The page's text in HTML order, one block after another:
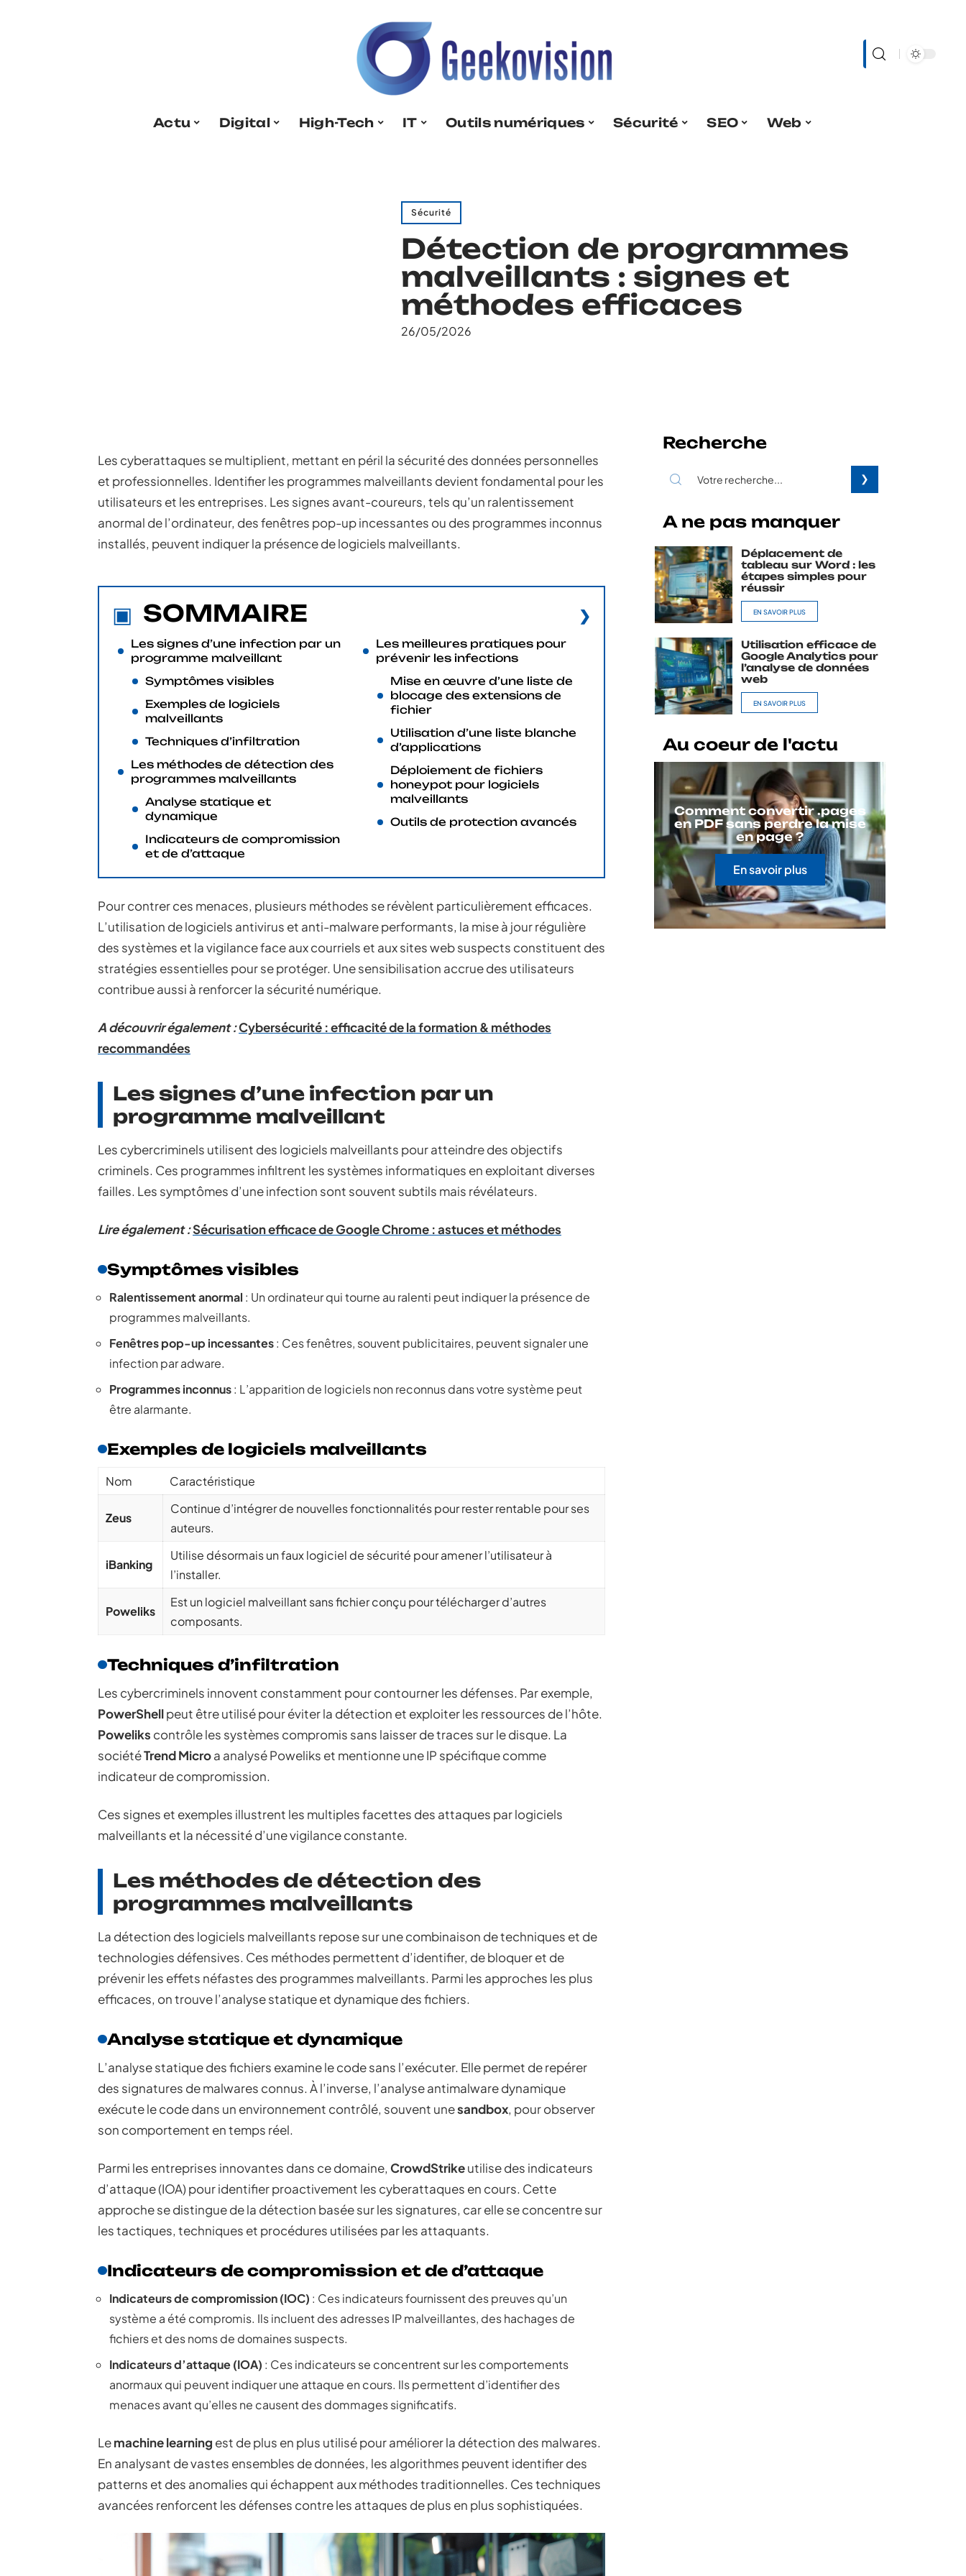
Actu Digital High-Tech IT Outils numériques Sécurité SEO Web
Sécurité
Détection de programmes
malveillants : signes et
méthodes efficaces
26/05/2026
Les cyberattaques se multiplient, mettant en péril la sécurité des données personnelles
et professionnelles. Identifier les programmes malveillants devient fondamental pour les
utilisateurs et les entreprises. Les signes avant-coureurs, tels qu’un ralentissement
anormal de l’ordinateur, des fenêtres pop-up incessantes ou des programmes inconnus
installés, peuvent indiquer la présence de logiciels malveillants.
SOMMAIRE
Les signes d’une infection par un
programme malveillant
Symptômes visibles
Exemples de logiciels
malveillants
Techniques d’infiltration
Les méthodes de détection des
programmes malveillants
Analyse statique et
dynamique
Indicateurs de compromission
et de d’attaque
Les meilleures pratiques pour
prévenir les infections
Mise en œuvre d’une liste de
blocage des extensions de
fichier
Utilisation d’une liste blanche
d’applications
Déploiement de fichiers
honeypot pour logiciels
malveillants
Outils de protection avancés
Pour contrer ces menaces, plusieurs méthodes se révèlent particulièrement efficaces.
L’utilisation de logiciels antivirus et anti-malware performants, la mise à jour régulière
des systèmes et la vigilance face aux courriels et aux sites web suspects constituent des
stratégies essentielles pour se protéger. Une sensibilisation accrue des utilisateurs
contribue aussi à renforcer la sécurité numérique.
A découvrir également :Cybersécurité : efficacité de la formation & méthodes
recommandées
Les signes d’une infection par un
programme malveillant
Les cybercriminels utilisent des logiciels malveillants pour atteindre des objectifs
criminels. Ces programmes infiltrent les systèmes informatiques en exploitant diverses
failles. Les symptômes d’une infection sont souvent subtils mais révélateurs.
Lire également :Sécurisation efficace de Google Chrome : astuces et méthodes
Symptômes visibles
Ralentissement anormal : Un ordinateur qui tourne au ralenti peut indiquer la présence de
programmes malveillants.
Fenêtres pop-up incessantes: Ces fenêtres, souvent publicitaires, peuvent signaler une
infection par adware.
Programmes inconnus: L’apparition de logiciels non reconnus dans votre système peut
être alarmante.
Exemples de logiciels malveillants
Nom Caractéristique
Zeus
Continue d’intégrer de nouvelles fonctionnalités pour rester rentable pour ses
auteurs.
iBanking
Utilise désormais un faux logiciel de sécurité pour amener l’utilisateur à
l’installer.
Poweliks
Est un logiciel malveillant sans fichier conçu pour télécharger d’autres
composants.
Techniques d’infiltration
Les cybercriminels innovent constamment pour contourner les défenses. Par exemple,
PowerShellpeut être utilisé pour éviter la détection et exploiter les ressources de l’hôte.
Poweliks contrôle les systèmes compromis sans laisser de traces sur le disque. La
sociétéTrend Microa analysé Poweliks et mentionne une IP spécifique comme
indicateur de compromission.
Ces signes et exemples illustrent les multiples facettes des attaques par logiciels
malveillants et la nécessité d’une vigilance constante.
Les méthodes de détection des
programmes malveillants
La détection des logiciels malveillants repose sur une combinaison de techniques et de
technologies défensives. Ces méthodes permettent d’identifier, de bloquer et de
prévenir les effets néfastes des programmes malveillants. Parmi les approches les plus
efficaces, on trouve l’analyse statique et dynamique des fichiers.
Analyse statique et dynamique
L’analyse statique des fichiers examine le code sans l’exécuter. Elle permet de repérer
des signatures de malwares connus. À l’inverse, l’analyse antimalware dynamique
exécute le code dans un environnement contrôlé, souvent unesandbox, pour observer
son comportement en temps réel.
Parmi les entreprises innovantes dans ce domaine, CrowdStrikeutilise des indicateurs
d’attaque (IOA) pour identifier proactivement les cyberattaques en cours. Cette
approche se distingue de la détection basée sur les signatures, car elle se concentre sur
les tactiques, techniques et procédures utilisées par les attaquants.
Indicateurs de compromission et de d’attaque
Indicateurs de compromission (IOC) : Ces indicateurs fournissent des preuves qu’un
système a été compromis. Ils incluent des adresses IP malveillantes, des hachages de
fichiers et des noms de domaines suspects.
Indicateurs d’attaque (IOA) : Ces indicateurs se concentrent sur les comportements
anormaux qui peuvent indiquer une attaque en cours. Ils permettent d’identifier des
menaces avant qu’elles ne causent des dommages significatifs.
Lemachine learning est de plus en plus utilisé pour améliorer la détection des malwares.
En analysant de vastes ensembles de données, les algorithmes peuvent identifier des
patterns et des anomalies qui échappent aux méthodes traditionnelles. Ces techniques
avancées renforcent les défenses contre les attaques de plus en plus sophistiquées.
Recherche
A ne pas manquer
Déplacement de
tableau sur Word : les
étapes simples pour
réussir
EN SAVOIR PLUS
Utilisation efficace de
Google Analytics pour
l’analyse de données
web
EN SAVOIR PLUS
Au coeur de l'actu
Comment convertir .pages
en PDF sans perdre la mise
en page ?
En savoir plus